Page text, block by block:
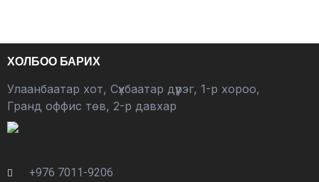
ХОЛБОО БАРИХ
Улаанбаатар хот, Сүхбаатар дүүрэг, 1-р хороо,
Гранд оффис төв, 2-р давхар
+976 7011-9206